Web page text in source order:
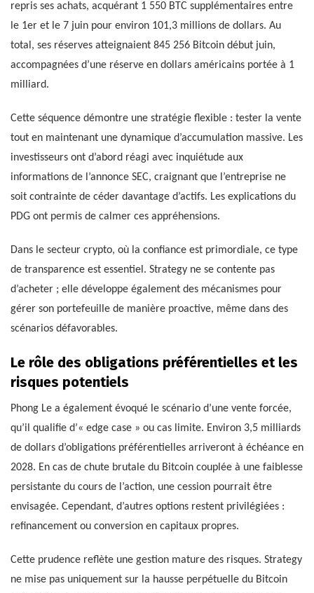
repris ses achats, acquérant 1 550 BTC supplémentaires entre
le 1er et le 7 juin pour environ 101,3 millions de dollars. Au
total, ses réserves atteignaient 845 256 Bitcoin début juin,
accompagnées d’une réserve en dollars américains portée à 1
milliard.
Cette séquence démontre une stratégie flexible : tester la vente
tout en maintenant une dynamique d’accumulation massive. Les
investisseurs ont d’abord réagi avec inquiétude aux
informations de l’annonce SEC, craignant que l’entreprise ne
soit contrainte de céder davantage d’actifs. Les explications du
PDG ont permis de calmer ces appréhensions.
Dans le secteur crypto, où la confiance est primordiale, ce type
de transparence est essentiel. Strategy ne se contente pas
d’acheter ; elle développe également des mécanismes pour
gérer son portefeuille de manière proactive, même dans des
scénarios défavorables.
Le rôle des obligations préférentielles et les
risques potentiels
Phong Le a également évoqué le scénario d’une vente forcée,
qu’il qualifie d’« edge case » ou cas limite. Environ 3,5 milliards
de dollars d’obligations préférentielles arriveront à échéance en
2028. En cas de chute brutale du Bitcoin couplée à une faiblesse
persistante du cours de l’action, une cession pourrait être
envisagée. Cependant, d’autres options restent privilégiées :
refinancement ou conversion en capitaux propres.
Cette prudence reflète une gestion mature des risques. Strategy
ne mise pas uniquement sur la hausse perpétuelle du Bitcoin